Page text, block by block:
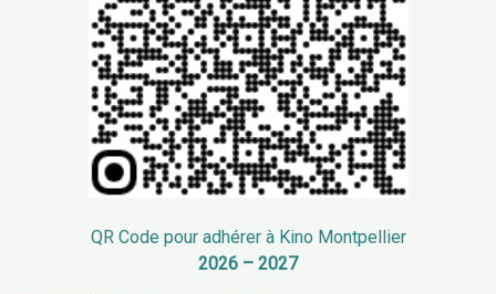
QR Code pour adhérer à Kino Montpellier
2026 – 2027